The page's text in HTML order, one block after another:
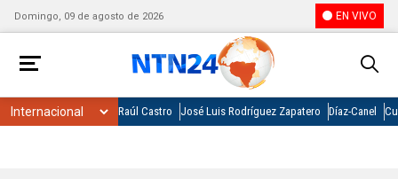
Domingo, 09 de agosto de 2026 EN VIVO
Raúl Castro José Luis Rodríguez Zapatero Díaz-Canel